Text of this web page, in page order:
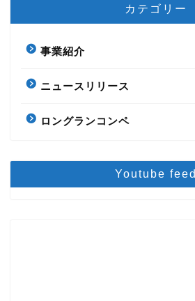
カテゴリー
事業紹介
ニュースリリース
ロングランコンペ
Youtube feed